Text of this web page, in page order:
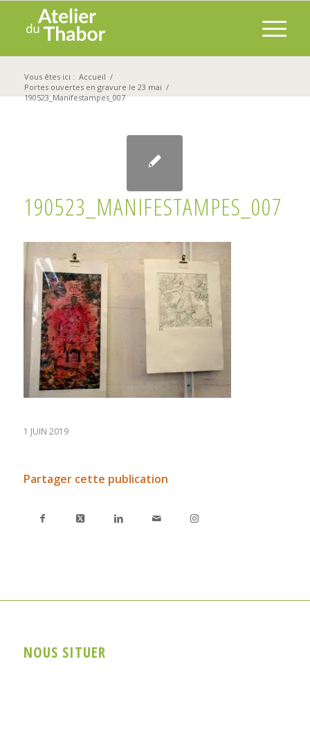
Vous êtes ici : Accueil /
Portes ouvertes en gravure le 23 mai /
190523_Manifestampes_007
190523_MANIFESTAMPES_007
1 JUIN 2019
Partager cette publication
NOUS SITUER